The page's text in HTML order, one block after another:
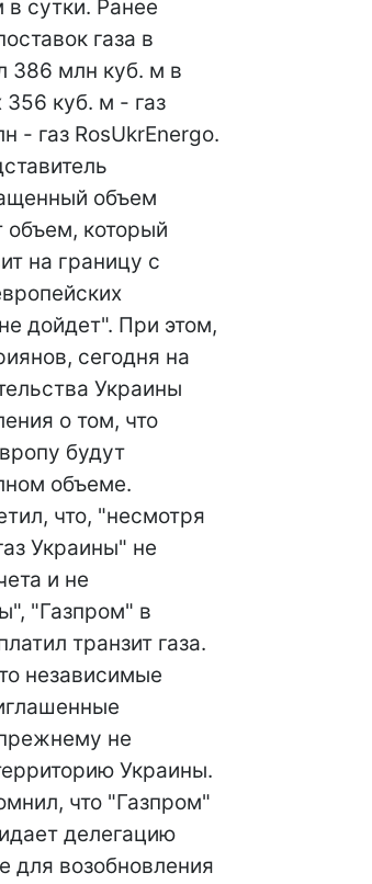
сутки. Ранее
газа в
386 млн куб. м в
356 куб. м - газ
- газ RosUkrEnergo.
объем
объем, который
на границу с
дойдет". При этом,
сегодня на
Украины
о том, что
будут
объеме.
что, "несмотря
Украины" не
и не
"Газпром" в
транзит газа.
независимые
не
Украины.
что "Газпром"
делегацию
для возобновления